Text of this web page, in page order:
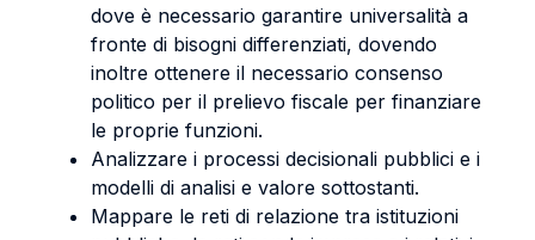
dove è necessario garantire universalità a
fronte di bisogni differenziati, dovendo
inoltre ottenere il necessario consenso
politico per il prelievo fiscale per finanziare
le proprie funzioni.
Analizzare i processi decisionali pubblici e i
modelli di analisi e valore sottostanti.
Mappare le reti di relazione tra istituzioni